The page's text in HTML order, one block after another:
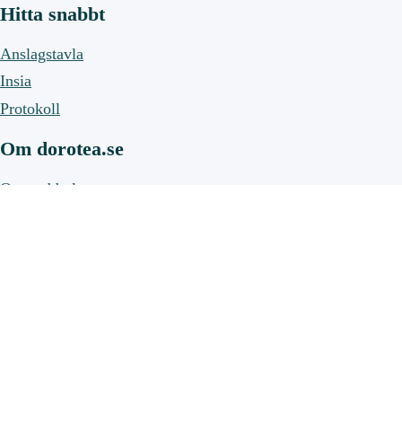
Hitta snabbt
Anslagstavla
Insia
Protokoll
Om dorotea.se
Om webbplatsen